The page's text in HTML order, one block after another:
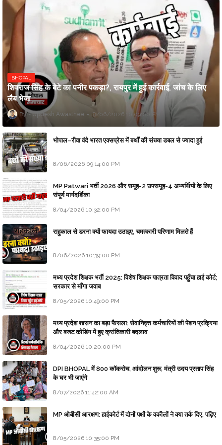
BHOPAL
शिवराज सिंह के बेटे का पनीर पकड़ा?, रायपुर में हुई कार्रवाई, जांच के लिए
लैब भेजा
Updesh Awasthee 8/06/2026 10:09:00 PM
भोपाल–रीवा वंदे भारत एक्सप्रेस में बर्थों की संख्या डबल से ज्यादा हुई
8/06/2026 09:14:00 PM
MP Patwari भर्ती 2026 और समूह-2 उपसमूह-4 अभ्यर्थियों के लिए
संपूर्ण मार्गदर्शिका
8/04/2026 10:32:00 PM
राहुकाल से डरना क्यों फायदा उठाइए, चमत्कारी परिणाम मिलते हैं
8/06/2026 10:39:00 PM
मध्य प्रदेश शिक्षक भर्ती 2025: विशेष शिक्षक पात्रता विवाद पहुँचा हाई कोर्ट;
सरकार से माँगा जवाब
8/05/2026 10:49:00 PM
मध्य प्रदेश शासन का बड़ा फैसला: सेवानिवृत्त कर्मचारियों की पेंशन प्रक्रिया
और बजट कोडिंग में हुए क्रांतिकारी बदलाव
8/04/2026 10:20:00 PM
DPI BHOPAL में 800 कॉकरोच, आंदोलन शुरू, मंत्री उदय प्रताप सिंह
के घर भी जाएंगे
8/07/2026 11:42:00 AM
MP ओबीसी आरक्षण: हाईकोर्ट में दोनों पक्षों के वकीलों ने क्या तर्क दिए, पढ़िए
8/05/2026 10:35:00 PM